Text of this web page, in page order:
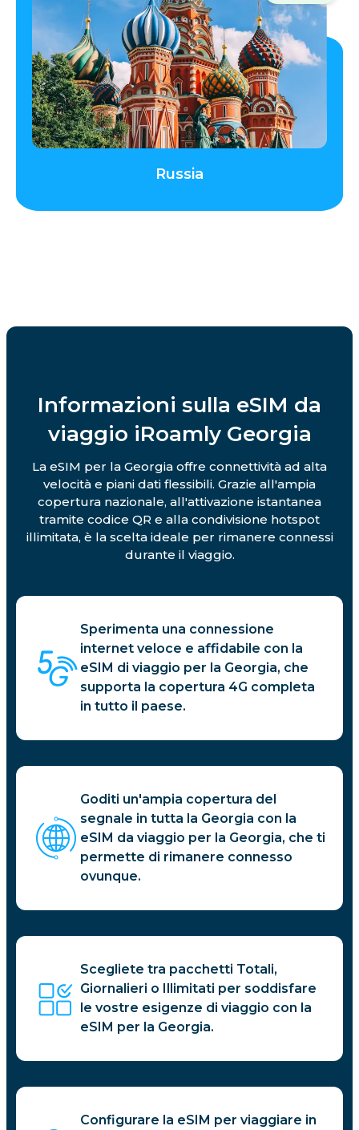
Russia
Informazioni sulla eSIM da
viaggio iRoamly Georgia
La eSIM per la Georgia offre connettività ad alta
velocità e piani dati flessibili. Grazie all'ampia
copertura nazionale, all'attivazione istantanea
tramite codice QR e alla condivisione hotspot
illimitata, è la scelta ideale per rimanere connessi
durante il viaggio.
Sperimenta una connessione
internet veloce e affidabile con la
eSIM di viaggio per la Georgia, che
supporta la copertura 4G completa
in tutto il paese.
Goditi un'ampia copertura del
segnale in tutta la Georgia con la
eSIM da viaggio per la Georgia, che ti
permette di rimanere connesso
ovunque.
Scegliete tra pacchetti Totali,
Giornalieri o Illimitati per soddisfare
le vostre esigenze di viaggio con la
eSIM per la Georgia.
Configurare la eSIM per viaggiare in